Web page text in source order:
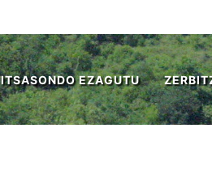
ITSASONDO EZAGUTU